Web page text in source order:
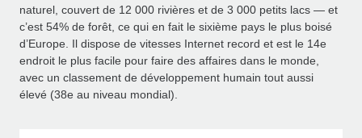
naturel, couvert de 12 000 rivières et de 3 000 petits lacs — et
c’est 54% de forêt, ce qui en fait le sixième pays le plus boisé
d’Europe. Il dispose de vitesses Internet record et est le 14e
endroit le plus facile pour faire des affaires dans le monde,
avec un classement de développement humain tout aussi
élevé (38e au niveau mondial).